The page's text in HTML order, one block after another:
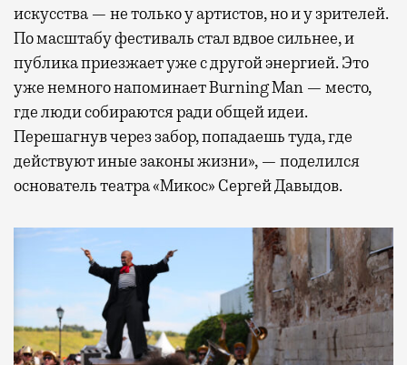
искусства — не только у артистов, но и у зрителей.
По масштабу фестиваль стал вдвое сильнее, и
публика приезжает уже с другой энергией. Это
уже немного напоминает Burning Man — место,
где люди собираются ради общей идеи.
Перешагнув через забор, попадаешь туда, где
действуют иные законы жизни», — поделился
основатель театра «Микос» Сергей Давыдов.